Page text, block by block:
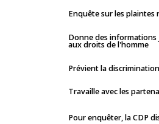
Enquête sur les plaintes
Donne des
aux droits de l'homme
Prévient la
Travaille avec les
Pour enquêter, la CDP